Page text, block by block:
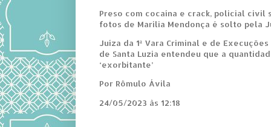
Preso com cocaína e crack, policial civil
fotos de Marília Mendonça é solto pela
Juíza da 1ª Vara Criminal e de
de Santa Luzia entendeu que a
‘exorbitante’
Por Rômulo Ávila
24/05/2023 às 12:18